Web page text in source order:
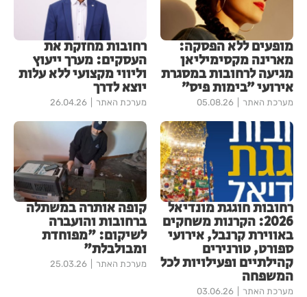
מופעים ללא הפסקה:
מארינה מקסימיליאן
מגיעה לרחובות במסגרת
אירועי ״בימות פיס״
מערכת האתר 05.08.26
רחובות מחזקת את
העסקים: מערך ייעוץ
וליווי מקצועי ללא עלות
יוצא לדרך
מערכת האתר 26.04.26
רחובות חוגגת מונדיאל
2026: הקרנות משחקים
באווירת קרנבל, אירועי
ספורט, טורנירים
קהילתיים ופעילויות לכל
המשפחה
מערכת האתר 03.06.26
קופה אותרה במשתלה
ברחובות והועברה
לשיקום: "מפוחדת
ומבולבלת"
מערכת האתר 25.03.26